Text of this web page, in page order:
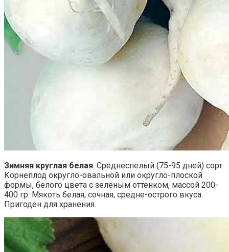
Зимняя круглая белая. Среднеспелый (75-95 дней) сорт.
Корнеплод округло-овальной или округло-плоской
формы, белого цвета с зеленым оттенком, массой 200-
400 гр. Мякоть белая, сочная, средне-острого вкуса.
Пригоден для хранения.